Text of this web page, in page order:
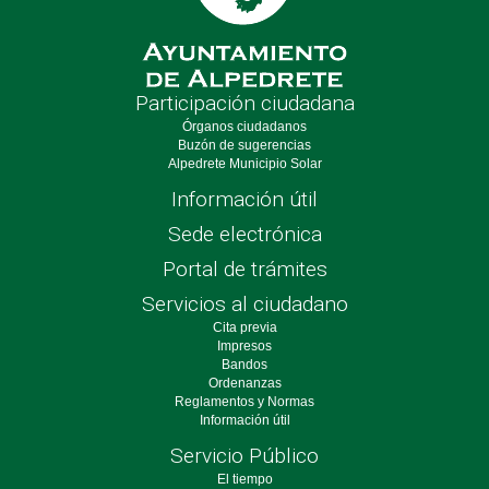
Participación ciudadana
Órganos ciudadanos
Buzón de sugerencias
Alpedrete Municipio Solar
Información útil
Sede electrónica
Portal de trámites
Servicios al ciudadano
Cita previa
Impresos
Bandos
Ordenanzas
Reglamentos y Normas
Información útil
Servicio Público
El tiempo